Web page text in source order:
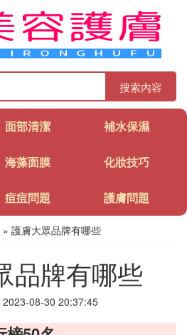
搜索內容
面部清潔 補水保濕
海藻面膜 化妝技巧
痘痘問題 護膚問題
» 護膚大眾品牌有哪些
品牌有哪些
2023-08-30 20:37:45